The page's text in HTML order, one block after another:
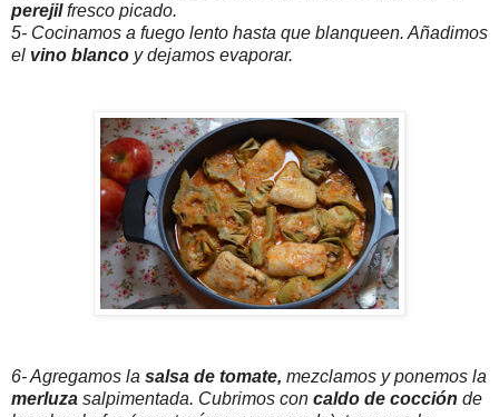
perejilfresco picado.
5- Cocinamos a fuego lento hasta que blanqueen. Añadimos
el vino blanco y dejamos evaporar.
6- Agregamos la salsa de tomate, mezclamos y ponemos la
merluza salpimentada. Cubrimos con caldo de cocción de